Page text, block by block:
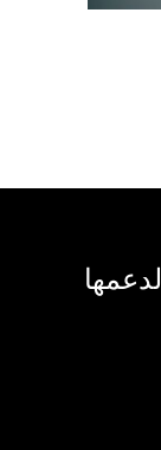
تفكيك اللامبالاة houellebecq لدعمها